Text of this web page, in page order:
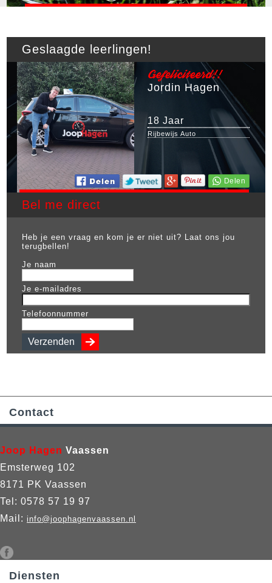
Geslaagde leerlingen!
Gefeliciteerd!!
Jordin Hagen
18 Jaar
Rijbewijs Auto
Bel me direct
Heb je een vraag en kom je er niet uit? Laat ons jou
terugbellen!
Je naam
Je e-mailadres
Telefoonnummer
Contact
Joop Hagen Vaassen
Emsterweg 102
8171 PK Vaassen
Tel: 0578 57 19 97
Mail: info@joophagenvaassen.nl
Diensten